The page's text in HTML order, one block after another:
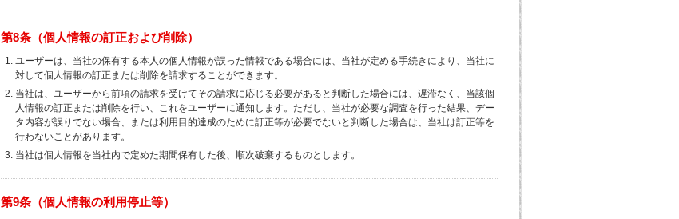
第8条（個人情報の訂正および削除）
ユーザーは、当社の保有する本人の個人情報が誤った情報である場合には、当社が定める手続きにより、当社に
対して個人情報の訂正または削除を請求することができます。
当社は、ユーザーから前項の請求を受けてその請求に応じる必要があると判断した場合には、遅滞なく、当該個
人情報の訂正または削除を行い、これをユーザーに通知します。ただし、当社が必要な調査を行った結果、デー
タ内容が誤りでない場合、または利用目的達成のために訂正等が必要でないと判断した場合は、当社は訂正等を
行わないことがあります。
当社は個人情報を当社内で定めた期間保有した後、順次破棄するものとします。
第9条（個人情報の利用停止等）